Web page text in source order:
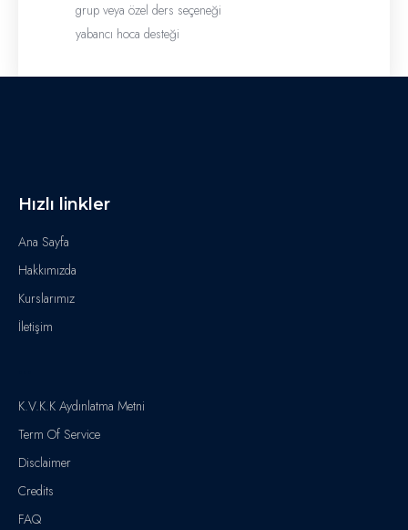
grup veya özel ders seçeneği
yabancı hoca desteği
Hızlı linkler
Ana Sayfa
Hakkımızda
Kurslarımız
İletişim
K.V.K.K Aydınlatma Metni
Term Of Service
Disclaimer
Credits
FAQ